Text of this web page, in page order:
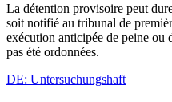
La détention provisoire peut
soit notifié au tribunal de
exécution anticipée de peine ou
pas été ordonnées.
DE: Untersuchungshaft